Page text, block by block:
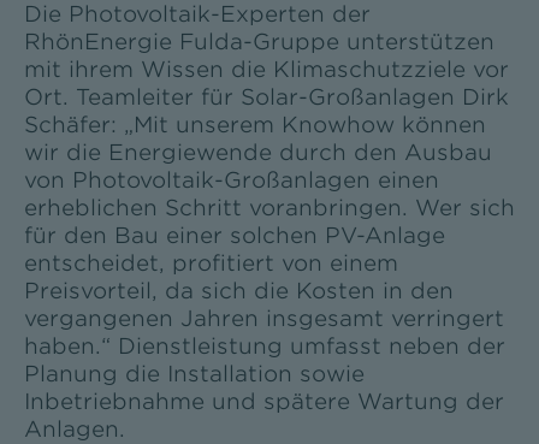
Die Photovoltaik-Experten der
RhönEnergie Fulda-Gruppe unterstützen
mit ihrem Wissen die Klimaschutzziele vor
Ort. Teamleiter für Solar-Großanlagen Dirk
Schäfer: „Mit unserem Knowhow können
wir die Energiewende durch den Ausbau
von Photovoltaik-Großanlagen einen
erheblichen Schritt voranbringen. Wer sich
für den Bau einer solchen PV-Anlage
entscheidet, profitiert von einem
Preisvorteil, da sich die Kosten in den
vergangenen Jahren insgesamt verringert
haben.“ Dienstleistung umfasst neben der
Planung die Installation sowie
Inbetriebnahme und spätere Wartung der
Anlagen.